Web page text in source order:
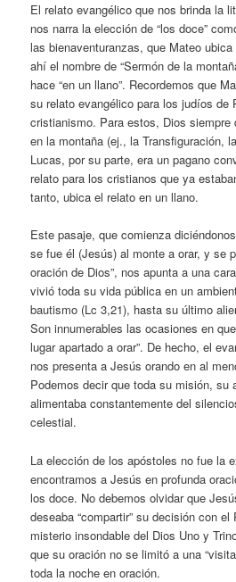
El relato evangélico que nos brinda la
nos narra la elección de “los doce”
las bienaventuranzas, que Mateo
ahí el nombre de “Sermón de la
hace “en un llano”. Recordemos que
su relato evangélico para los judíos de
cristianismo. Para estos, Dios siempre
en la montaña (ej., la Transfiguración,
Lucas, por su parte, era un pagano
relato para los cristianos que ya
tanto, ubica el relato en un llano.
Este pasaje, que comienza
se fue él (Jesús) al monte a orar, y se
oración de Dios”, nos apunta a una
vivió toda su vida pública en un
bautismo (Lc 3,21), hasta su último
Son innumerables las ocasiones en
lugar apartado a orar”. De hecho, el
nos presenta a Jesús orando en al
Podemos decir que toda su misión, su
alimentaba constantemente del
celestial.
La elección de los apóstoles no fue la
encontramos a Jesús en profunda
los doce. No debemos olvidar que
deseaba “compartir” su decisión con
misterio insondable del Dios Uno y
que su oración no se limitó a una
toda la noche en oración.